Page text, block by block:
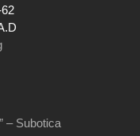
– Subotica